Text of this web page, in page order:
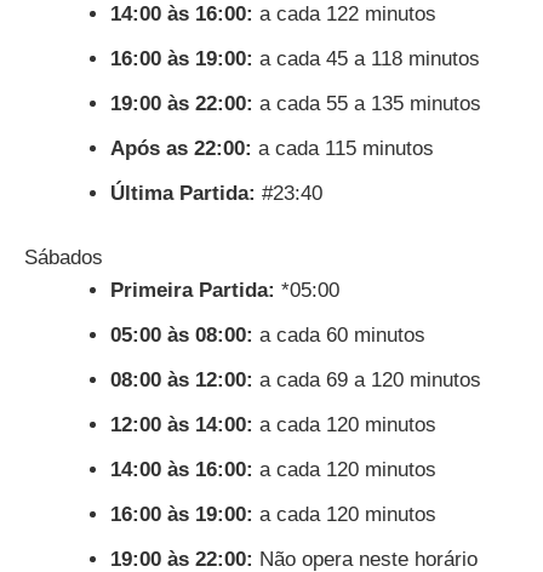
14:00 às 16:00: a cada 122 minutos
16:00 às 19:00: a cada 45 a 118 minutos
19:00 às 22:00: a cada 55 a 135 minutos
Após as 22:00: a cada 115 minutos
Última Partida: #23:40
Sábados
Primeira Partida: *05:00
05:00 às 08:00: a cada 60 minutos
08:00 às 12:00: a cada 69 a 120 minutos
12:00 às 14:00: a cada 120 minutos
14:00 às 16:00: a cada 120 minutos
16:00 às 19:00: a cada 120 minutos
19:00 às 22:00: Não opera neste horário